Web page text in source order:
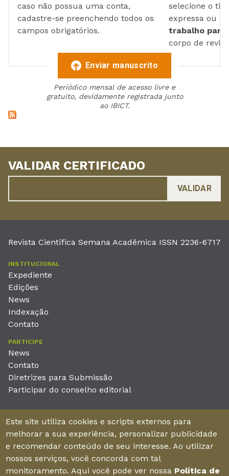
caso não possua uma conta,
cadastre-se preenchendo todos os
campos obrigatórios.
selecione o
expressa ou
trabalho para
corpo de
Enviar manuscrito
Periódico mensal de acesso livre e
gratuito, devidamente registrada junto
ao IBICT.
VALIDAR CERTIFICADO
Revista Científica Semana Acadêmica ISSN 2236-6717
INSTITUCIONAL
Expediente
Edições
News
Indexação
Contato
PARTICIPE
News
Contato
Diretrizes para Submissão
Participar do conselho editorial
Unieducar Inteligência Educacional Ltda
CNPJ: 05.569.970/0001-26
Av. Desembargador Moreira, No. 2001 – 11º andar - Bairro
Aldeota
Fortaleza – Ceará - Brasil - CEP 60170-001
Este site utiliza cookies e scripts externos para
melhorar a sua experiência, personalizar publicidade
e recomendar conteúdo de seu interesse. Ao utilizar
nossos serviços, você concorda com tal
monitoramento. Aqui você pode ver nossa Política de